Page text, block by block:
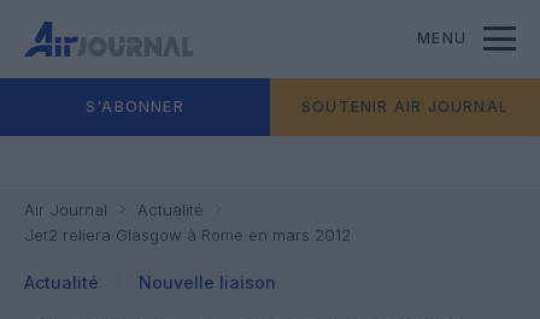
MENU
S'ABONNER SOUTENIR AIR JOURNAL
Air Journal
Actualité
Jet2 reliera Glasgow à Rome en mars 2012
Actualité Nouvelle liaison